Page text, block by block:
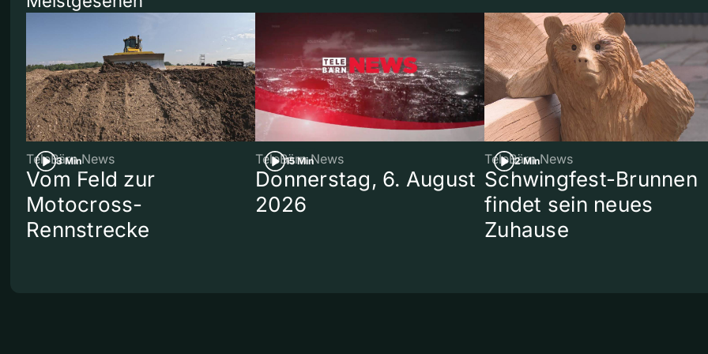
3 Min
TeleBärn News
Vom Feld zur
Motocross-
Rennstrecke
15 Min
TeleBärn News
Donnerstag, 6. August
2026
2 Min
TeleBärn News
Schwingfest-Brunnen
findet sein neues
Zuhause